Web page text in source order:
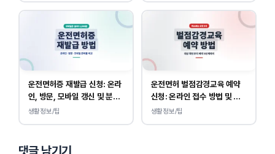
운전면허증 재발급 신청: 온라
인, 방문, 모바일 갱신 및 분실
대응
생활정보/팁
운전면허 벌점감경교육 예약
신청: 온라인 접수 방법 및 비
용 안내
생활정보/팁
댓글 남기기